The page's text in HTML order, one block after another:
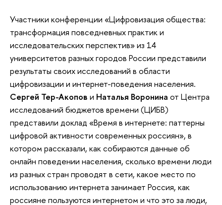
Участники конференции «Цифровизация общества:
трансформация повседневных практик и
исследовательских перспектив» из 14
университетов разных городов России представили
результаты своих исследований в области
цифровизации и интернет-поведения населения.
Сергей Тер-Акопов и Наталья Воронина от Центра
исследований бюджетов времени (ЦИБВ)
представили доклад «Время в интернете: паттерны
цифровой активности современных россиян», в
котором рассказали, как собираются данные об
онлайн поведении населения, сколько времени люди
из разных стран проводят в сети, какое место по
использованию интернета занимает Россия, как
россияне пользуются интернетом и что это за люди,